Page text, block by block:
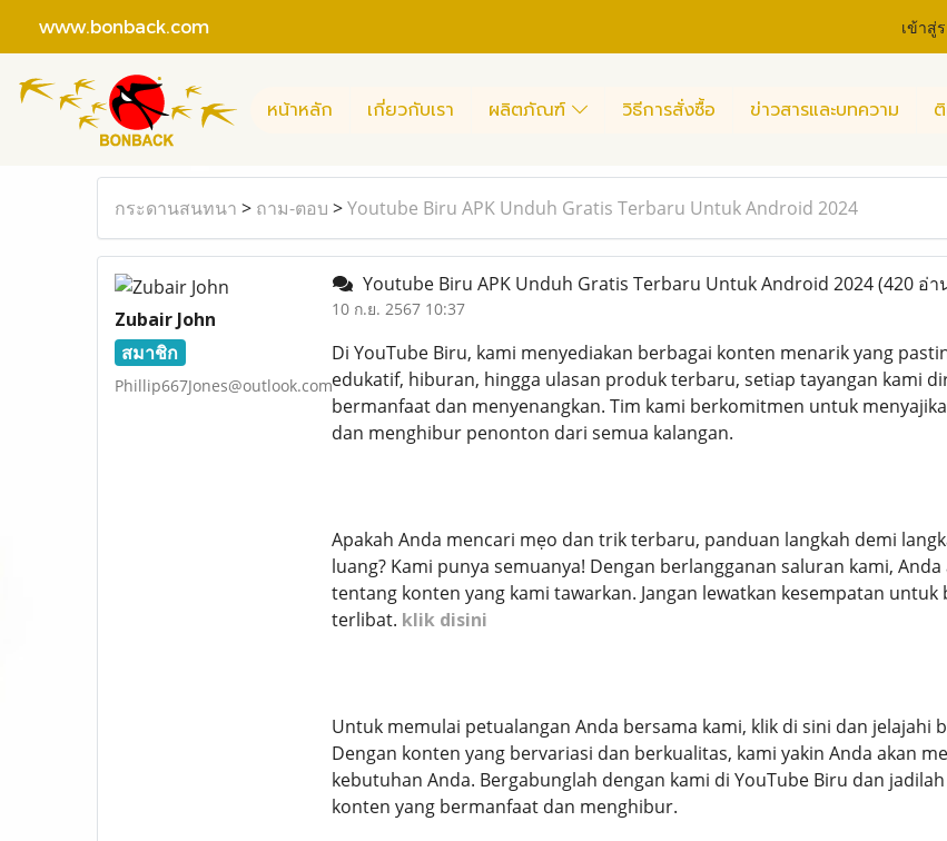
www.bonback.com เข้าสู่
หน้าหลัก เกี่ยวกับเรา ผลิตภัณฑ์ วิธีการสั่งซื้อ ข่าวสารและบทความ
กระดานสนทนา > ถาม-ตอบ >Youtube Biru APK Unduh Gratis Terbaru Untuk Android 2024
Zubair John
สมาชิก
Phillip667Jones@outlook.com
Youtube Biru APK Unduh Gratis Terbaru Untuk Android 2024(420 อ่า
10 ก.ย. 2567 10:37
Di YouTube Biru, kami menyediakan berbagai konten menarik yang
edukatif, hiburan, hingga ulasan produk terbaru, setiap tayangan kami
bermanfaat dan menyenangkan. Tim kami berkomitmen untuk
dan menghibur penonton dari semua kalangan.
Apakah Anda mencari mẹo dan trik terbaru, panduan langkah demi
luang? Kami punya semuanya! Dengan berlangganan saluran kami,
tentang konten yang kami tawarkan. Jangan lewatkan kesempatan
terlibat. klik disini
Untuk memulai petualangan Anda bersama kami, klik di sini dan jelajahi
Dengan konten yang bervariasi dan berkualitas, kami yakin Anda akan
kebutuhan Anda. Bergabunglah dengan kami di YouTube Biru dan
konten yang bermanfaat dan menghibur.